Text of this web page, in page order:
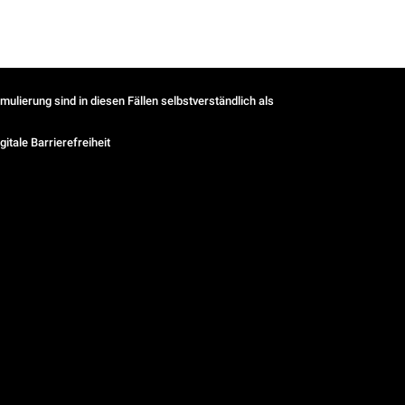
sind in diesen Fällen selbstverständlich als
Barrierefreiheit